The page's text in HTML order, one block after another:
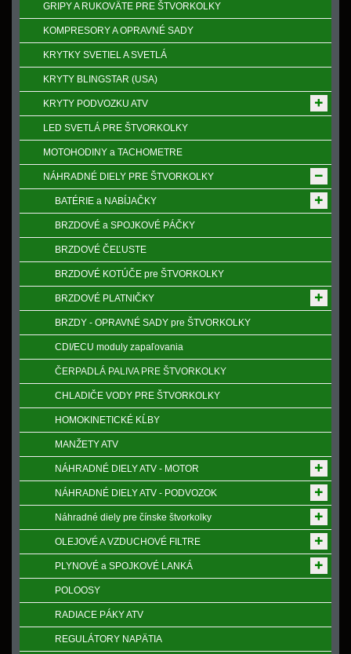
GRIPY A RUKOVӒTE PRE ŠTVORKOLKY
KOMPRESORY A OPRAVNÉ SADY
KRYTKY SVETIEL A SVETLÁ
KRYTY BLINGSTAR (USA)
KRYTY PODVOZKU ATV
LED SVETLÁ PRE ŠTVORKOLKY
MOTOHODINY a TACHOMETRE
NÁHRADNÉ DIELY PRE ŠTVORKOLKY
BATÉRIE a NABÍJAČKY
BRZDOVÉ a SPOJKOVÉ PÁČKY
BRZDOVÉ ČEĽUSTE
BRZDOVÉ KOTÚČE pre ŠTVORKOLKY
BRZDOVÉ PLATNIČKY
BRZDY - OPRAVNÉ SADY pre ŠTVORKOLKY
CDI/ECU moduly zapaľovania
ČERPADLÁ PALIVA PRE ŠTVORKOLKY
CHLADIČE VODY PRE ŠTVORKOLKY
HOMOKINETICKÉ KĹBY
MANŽETY ATV
NÁHRADNÉ DIELY ATV - MOTOR
NÁHRADNÉ DIELY ATV - PODVOZOK
Náhradné diely pre čínske štvorkolky
OLEJOVÉ A VZDUCHOVÉ FILTRE
PLYNOVÉ a SPOJKOVÉ LANKÁ
POLOOSY
RADIACE PÁKY ATV
REGULÁTORY NAPӒTIA